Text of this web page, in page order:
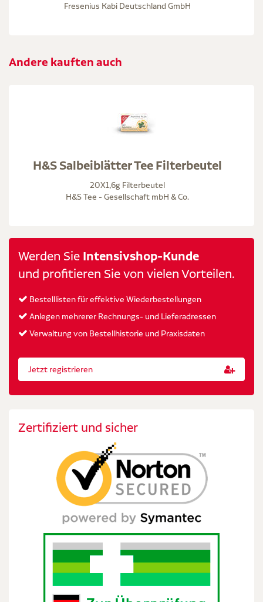
Fresenius Kabi Deutschland GmbH
Andere kauften auch
H&S Salbeiblätter Tee Filterbeutel
20X1,6g Filterbeutel
H&S Tee - Gesellschaft mbH & Co.
Werden Sie Intensivshop-Kunde
und profitieren Sie von vielen Vorteilen.
Bestelllisten für effektive Wiederbestellungen
Anlegen mehrerer Rechnungs- und Lieferadressen
Verwaltung von Bestellhistorie und Praxisdaten
Jetzt registrieren
Zertifiziert und sicher